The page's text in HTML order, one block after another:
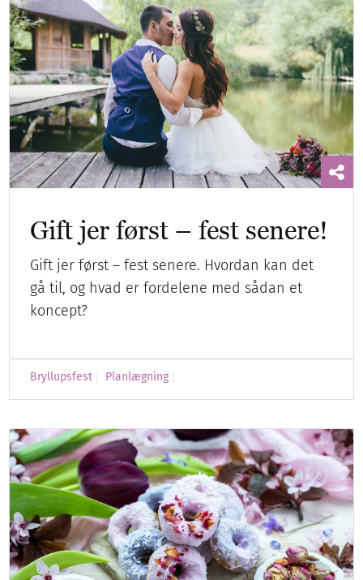
Gift jer først – fest senere!
Gift jer først – fest senere. Hvordan kan det
gå til, og hvad er fordelene med sådan et
koncept?
Bryllupsfest Planlægning